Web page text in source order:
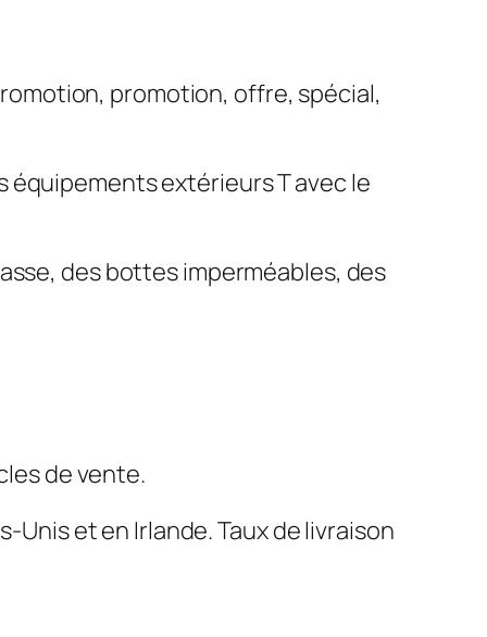
promotion, offre, spécial,
équipements extérieurs T avec le
des bottes imperméables, des
de vente.
et en Irlande. Taux de livraison